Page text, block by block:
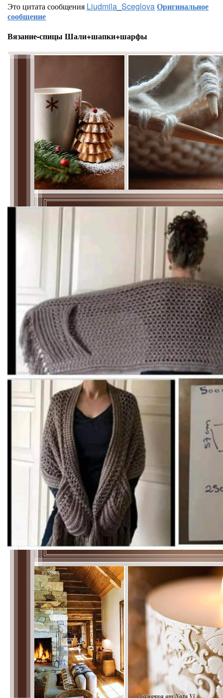
Это цитата сообщения Liudmila_SceglovaОригинальное
сообщение
Вязание-спицы Шали+шапки+шарфы